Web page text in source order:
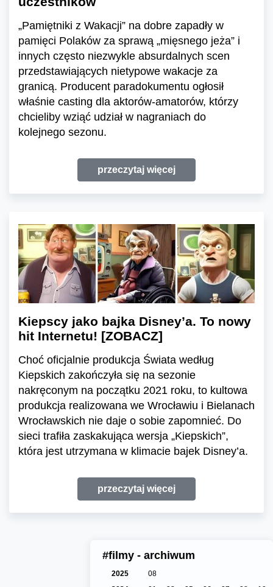
„Pamiętniki z Wakacji” na dobre zapadły w
pamięci Polaków za sprawą „mięsnego jeża” i
innych często niezwykle absurdalnych scen
przedstawiających nietypowe wakacje za
granicą. Producent paradokumentu ogłosił
właśnie casting dla aktorów-amatorów, którzy
chcieliby wziąć udział w nagraniach do
kolejnego sezonu.
przeczytaj więcej
Kiepscy jako bajka Disney’a. To nowy
hit Internetu! [ZOBACZ]
Choć oficjalnie produkcja Świata według
Kiepskich zakończyła się na sezonie
nakręconym na początku 2021 roku, to kultowa
produkcja realizowana we Wrocławiu i Bielanach
Wrocławskich nie daje o sobie zapomnieć. Do
sieci trafiła zaskakująca wersja „Kiepskich”,
która jest utrzymana w klimacie bajek Disney’a.
przeczytaj więcej
#filmy - archiwum
2025
08